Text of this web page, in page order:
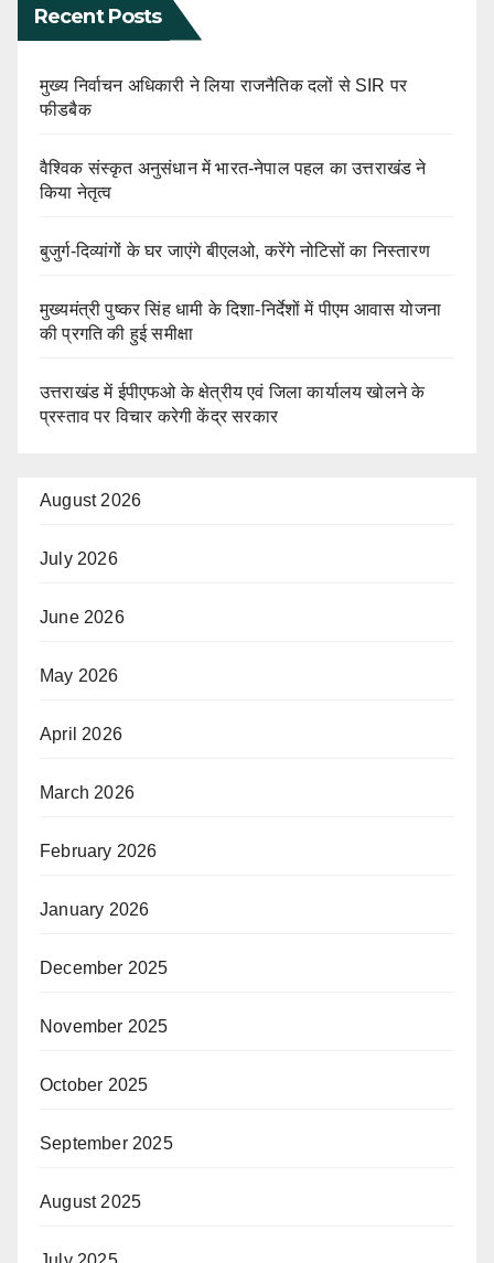
Recent Posts
मुख्य निर्वाचन अधिकारी ने लिया राजनैतिक दलों से SIR पर
फीडबैक
वैश्विक संस्कृत अनुसंधान में भारत-नेपाल पहल का उत्तराखंड ने
किया नेतृत्व
बुजुर्ग-दिव्यांगों के घर जाएंगे बीएलओ, करेंगे नोटिसों का निस्तारण
मुख्यमंत्री पुष्कर सिंह धामी के दिशा-निर्देशों में पीएम आवास योजना
की प्रगति की हुई समीक्षा
उत्तराखंड में ईपीएफओ के क्षेत्रीय एवं जिला कार्यालय खोलने के
प्रस्ताव पर विचार करेगी केंद्र सरकार
August 2026
July 2026
June 2026
May 2026
April 2026
March 2026
February 2026
January 2026
December 2025
November 2025
October 2025
September 2025
August 2025